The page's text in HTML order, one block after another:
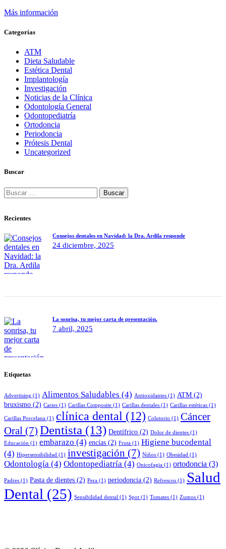
Más información
Categorías
ATM
Dieta Saludable
Estética Dental
Implantología
Investigación
Noticias de la Clínica
Odontología General
Odontopediatría
Ortodoncia
Periodoncia
Prótesis Dental
Uncategorized
Buscar
Buscar:
Recientes
Consejos dentales en Navidad: la Dra. Ardila responde
24 diciembre, 2025
La sonrisa, tu mejor carta de presentación.
7 abril, 2025
Etiquetas
Advertising (1) Alimentos Saludables (4) Antioxidantes (1) ATM (2)
bruxismo (2) Caries (1) Carillas Composite (1) Carillas dentales (1) Carillas estéticas (1)
Carillas Porcelana (1) clínica dental (12) Colutorio (1) Cáncer
Oral (7) Dentista (13) Dentífrico (2) Dolor de dientes (1)
Educación (1) embarazo (4) encías (2) Fruta (1) Higiene bucodental
(4) Hipersensibilidad (1) investigación (7) Niños (1) Obesidad (1)
Odontología (4) Odontopediatría (4) Onicofagia (1) ortodoncia (3)
Padres (1) Pasta de dientes (2) Pera (1) periodoncia (2) Refrescos (1) Salud
Dental (25) Sensibilidad dental (1) Spot (1) Tomates (1) Zumos (1)